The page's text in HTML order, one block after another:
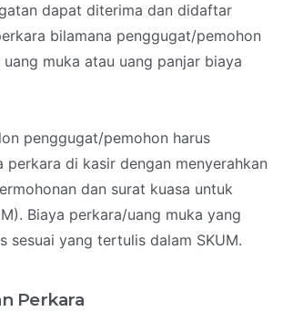
dapat diterima dan didaftar
bilamana penggugat/pemohon
muka atau uang panjar biaya
penggugat/pemohon harus
perkara di kasir dengan menyerahkan
dan surat kuasa untuk
Biaya perkara/uang muka yang
sesuai yang tertulis dalam SKUM.
Perkara